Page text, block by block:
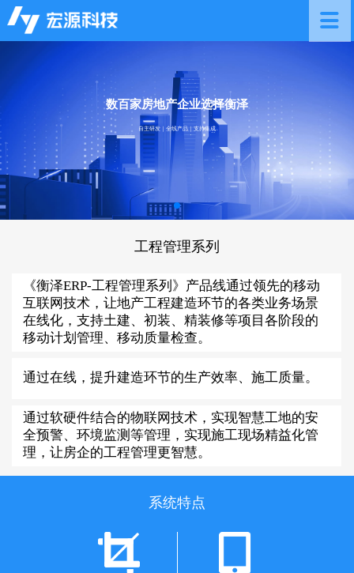
数百家房地产企业选择衡泽
自主研发｜全线产品｜支持集成
工程管理系列
《衡泽ERP-工程管理系列》产品线通过领先的移动
互联网技术，让地产工程建造环节的各类业务场景
在线化，支持土建、初装、精装修等项目各阶段的
移动计划管理、移动质量检查。
通过在线，提升建造环节的生产效率、施工质量。
通过软硬件结合的物联网技术，实现智慧工地的安
全预警、环境监测等管理，实现施工现场精益化管
理，让房企的工程管理更智慧。
系统特点